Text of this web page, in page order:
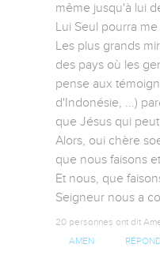
même jusqu'à lui
Lui Seul pourra
Les plus grands
des pays où les
pense aux
d'Indonésie, ...)
que Jésus qui
Alors, oui chère
que nous faisons
Et nous, que
Seigneur nous a
20 personnes ont dit
AMEN